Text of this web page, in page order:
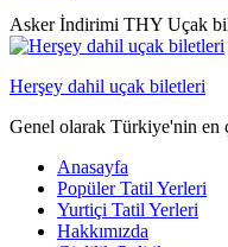
Asker İndirimi THY Uçak
Herşey dahil uçak biletleri
Genel olarak Türkiye'nin en
Anasayfa
Popüler Tatil Yerleri
Yurtiçi Tatil Yerleri
Hakkımızda